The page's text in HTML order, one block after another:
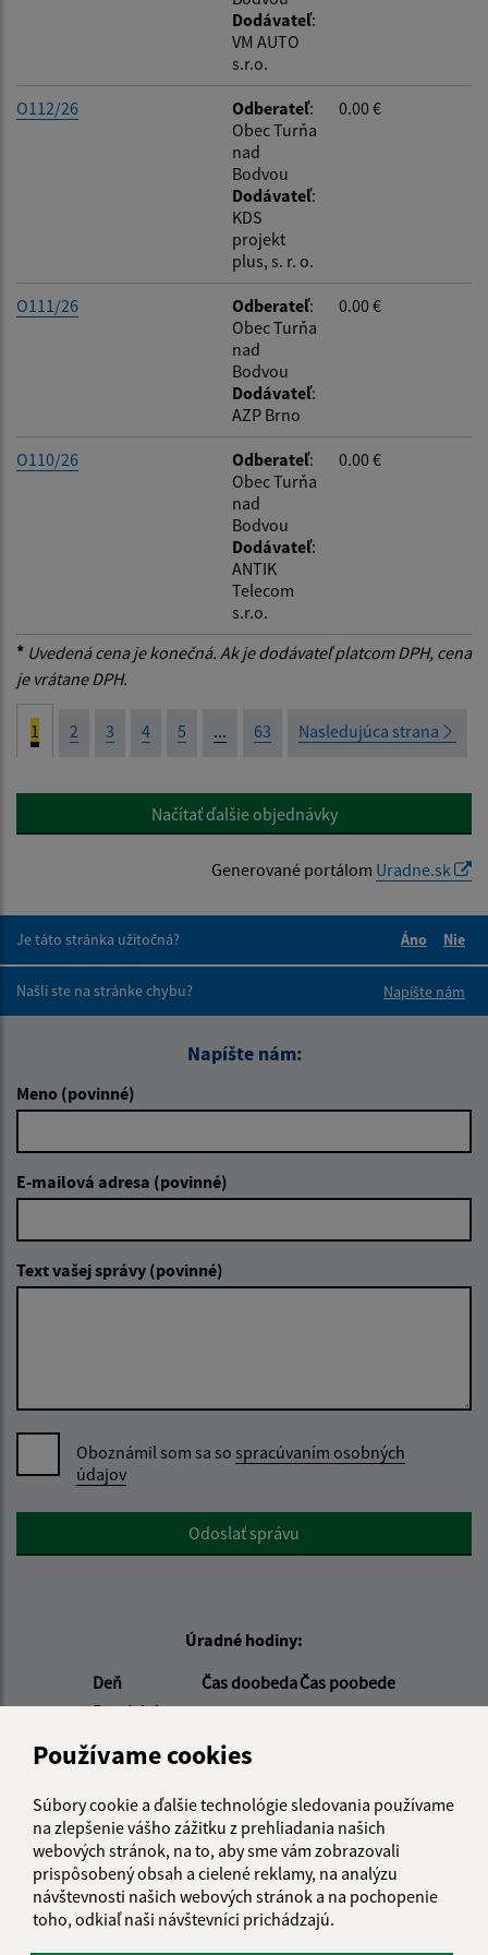
Používame cookies
Súbory cookie a ďalšie technológie sledovania používame
na zlepšenie vášho zážitku z prehliadania našich
webových stránok, na to, aby sme vám zobrazovali
prispôsobený obsah a cielené reklamy, na analýzu
návštevnosti našich webových stránok a na pochopenie
toho, odkiaľ naši návštevníci prichádzajú.
Dodávateľ:
VM AUTO
s.r.o.
O112/26 Odberateľ:
Obec Turňa
nad
Bodvou
Dodávateľ:
KDS
projekt
plus, s. r. o.
0.00 €
O111/26 Odberateľ:
Obec Turňa
nad
Bodvou
Dodávateľ:
AZP Brno
0.00 €
O110/26 Odberateľ:
Obec Turňa
nad
Bodvou
Dodávateľ:
ANTIK
Telecom
s.r.o.
0.00 €
* Uvedená cena je konečná. Ak je dodávateľ platcom DPH, cena
je vrátane DPH.
1 2 3 4 5 ... 63 Nasledujúca strana
Načítať ďalšie objednávky
Generované portálom Uradne.sk
Je táto stránka užitočná?
Áno
Nie
Našli ste na stránke chybu?
Napíšte nám
Napíšte nám:
Meno (povinné)
E-mailová adresa (povinné)
Text vašej správy (povinné)
Oboznámil som sa so spracúvaním osobných
údajov
Google reCaptcha ResponseOdoslať správu
Úradné hodiny:
Deň
Čas doobedaČas poobede
Pondelok:
08:00 - 11:30 12:00 - 14:30
Streda:
08:00 - 11:30
Štvrtok:
nestránkový deň
Piatok:
08:00 - 11:00
Pokladničné hodiny:
Deň:
Čas: